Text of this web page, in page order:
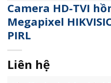
Camera HD-TVI
Megapixel
PIRL
Liên hệ